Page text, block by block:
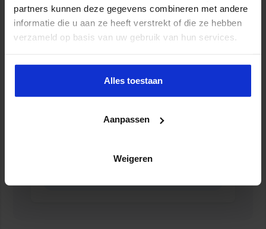
partners kunnen deze gegevens combineren met andere
informatie die u aan ze heeft verstrekt of die ze hebben
verzameld op basis van uw gebruik van hun services.
Alles toestaan
Aanpassen
Weigeren
Orde en Veiligheid